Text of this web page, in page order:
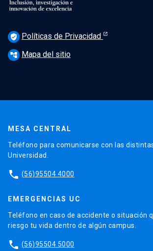
verified_user Políticas de Privacidad
account_tree Mapa del sitio
MESA CENTRAL
Teléfono para comunicarse con las
Universidad.
phone (56)95504 4000
EMERGENCIAS UC
Teléfono en caso de accidente o situación
riesgo tu vida dentro de algún campus.
phone (56)95504 5000